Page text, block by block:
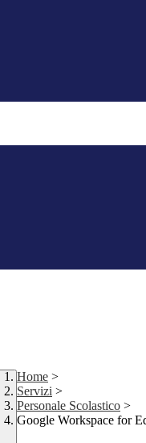
Home >
Servizi >
Personale Scolastico >
Google Workspace for